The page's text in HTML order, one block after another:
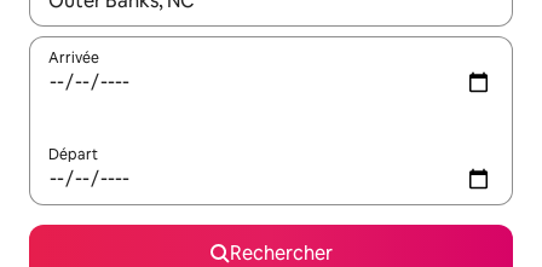
Arrivée
Départ
Rechercher